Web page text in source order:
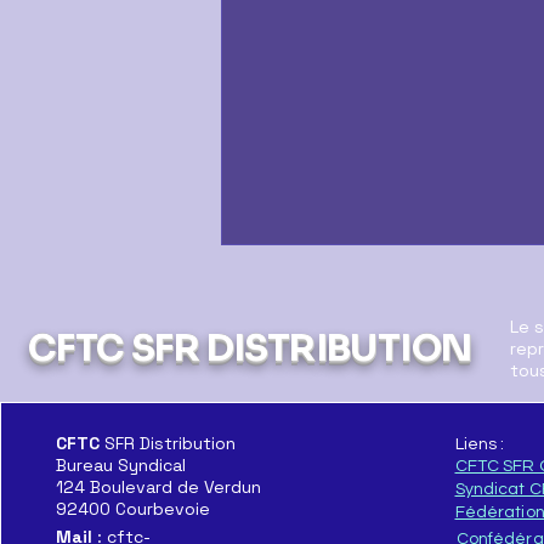
Le Démantèlement c'est
CFTC SFR DISTRIBUTION
Le
CFTC SFR Distribution
Bureau Syndical
124 Boulevard de Verdun
92400 Courbevoie
Mail : cftc-
Liens :
CFTC SFR
Syndicat
Fédération